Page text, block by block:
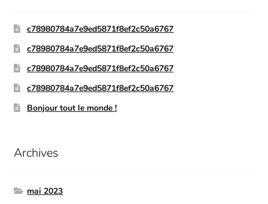
c78980784a7e9ed5871f8ef2c50a6767
c78980784a7e9ed5871f8ef2c50a6767
c78980784a7e9ed5871f8ef2c50a6767
c78980784a7e9ed5871f8ef2c50a6767
Bonjour tout le monde !
Archives
mai 2023